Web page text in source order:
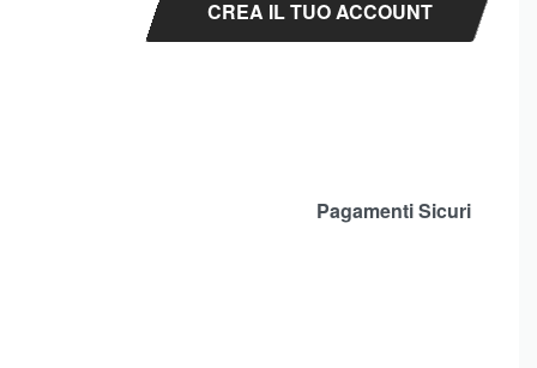
CREA IL TUO ACCOUNT
Pagamenti Sicuri